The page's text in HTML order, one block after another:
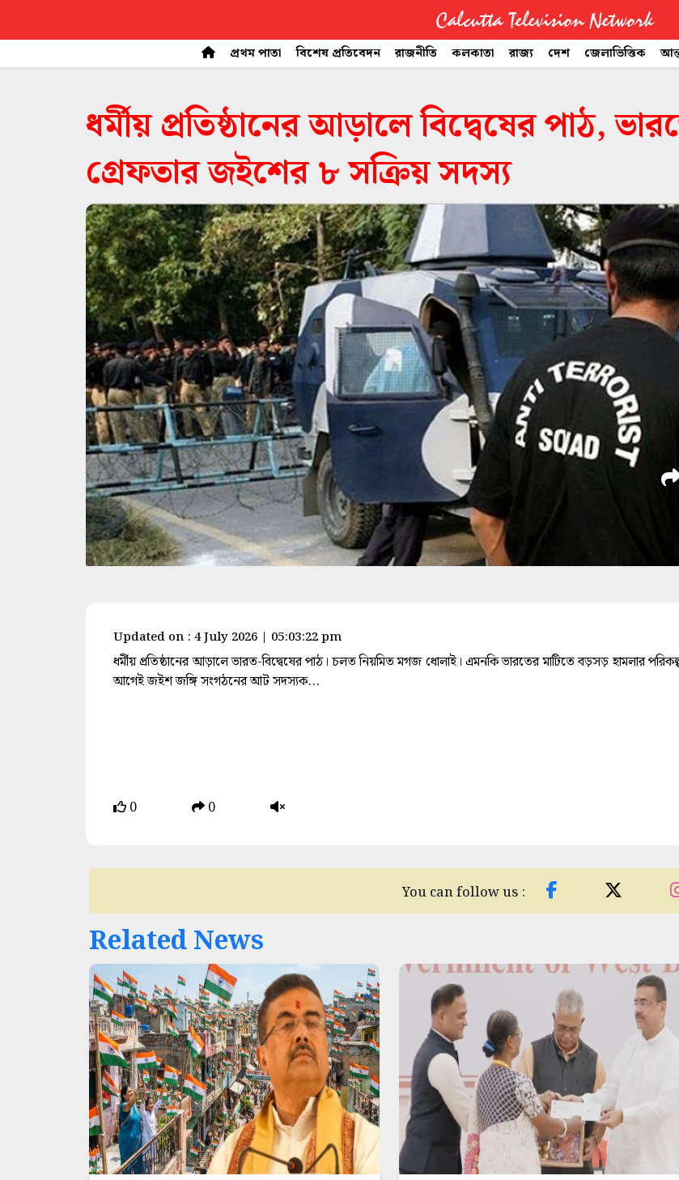
Calcutta Television Network
প্রথম পাতা বিশেষ প্রতিবেদন রাজনীতি কলকাতা রাজ্য দেশ জেলাভিত্তিক
ধর্মীয় প্রতিষ্ঠানের আড়ালে বিদ্বেষের পাঠ,
গ্রেফতার জইশের ৮ সক্রিয় সদস্য
Updated on : 4 July 2026 | 05:03:22 pm
ধর্মীয় প্রতিষ্ঠানের আড়ালে ভারত-বিদ্বেষের পাঠ। চলত নিয়মিত মগজ ধোলাই। এমনকি ভারতের মাটিতে বড়সড় হামলার
আগেই জইশ জঙ্গি সংগঠনের আট সদস্যক...
0
0
You can follow us :
Related News